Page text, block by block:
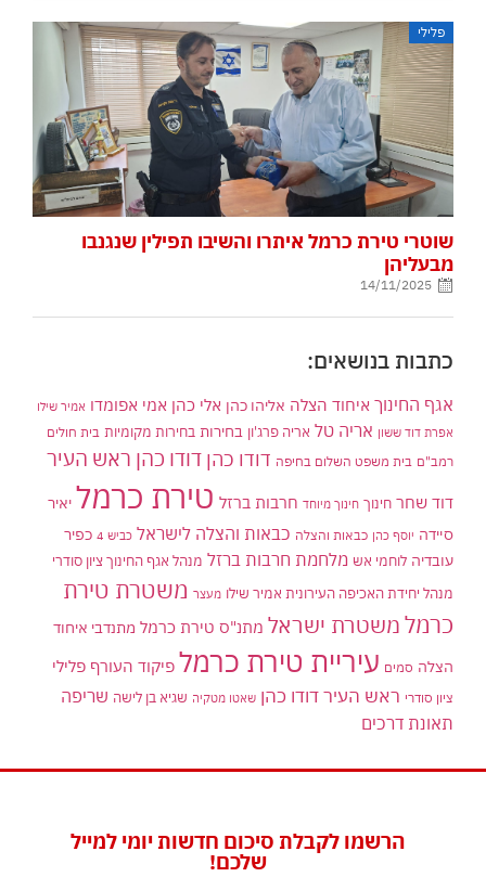
פלילי
שוטרי טירת כרמל איתרו והשיבו תפילין שנגנבו
מבעליהן
14/11/2025
כתבות בנושאים:
אגף החינוך איחוד הצלה אליהו כהן אלי כהן אמי אפומדו אמיר שילו
אפרת דוד ששון אריה טל אריה פרג'ון בחירות בחירות מקומיות בית חולים
רמב"ם בית משפט השלום בחיפה דודו כהן דודו כהן ראש העיר
דוד שחר חינוך חינוך מיוחד חרבות ברזל טירת כרמל יאיר
סיידה יוסף כהן כבאות והצלה כבאות והצלה לישראל כביש 4
כפיר
עובדיה לוחמי אש מלחמת חרבות ברזל מנהל אגף החינוך ציון סודרי
מנהל יחידת האכיפה העירונית אמיר שילו מעצר משטרת טירת
כרמלמשטרת ישראל מתנ"ס טירת כרמל מתנדבי איחוד
הצלה סמים עיריית טירת כרמל פיקוד העורף פלילי
ציון סודרי ראש העיר דודו כהן שאטו מטקיה שגיא בן לישה שריפה
תאונת דרכים
הרשמו לקבלת סיכום חדשות יומי למייל
שלכם!